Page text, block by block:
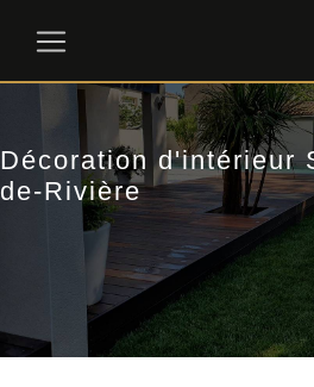
Décoration d'intérieur
de-Rivière